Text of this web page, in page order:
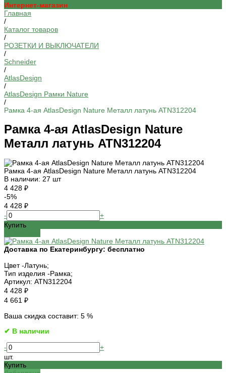
Интернет-магазин
Главная
/
Каталог товаров
/
РОЗЕТКИ И ВЫКЛЮЧАТЕЛИ
/
Schneider
/
AtlasDesign
/
AtlasDesign Рамки Nature
/
Рамка 4-ая AtlasDesign Nature Металл латунь ATN312204
Рамка 4-ая AtlasDesign Nature
Металл латунь ATN312204
Рамка 4-ая AtlasDesign Nature Металл латунь ATN312204
В наличии: 27 шт
4 428 ₽
-5%
4 428 ₽
-
+
Купить
Доставка по Екатеринбургу: бесплатно
Цвет -Латунь;
Тип изделия -Рамка;
Артикул: ATN312204
4 428 ₽
4 661 ₽
Ваша скидка составит: 5 %
✔ В наличии
-
+
шт.
Купить